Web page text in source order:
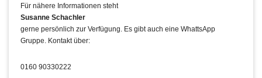
Für nähere Informationen steht
Susanne Schachler
gerne persönlich zur Verfügung. Es gibt auch eine WhattsApp
Gruppe. Kontakt über:
0160 90330222